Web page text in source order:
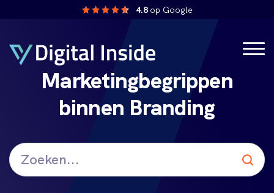
4.8 op Google
Marketingbegrippen
binnen Branding